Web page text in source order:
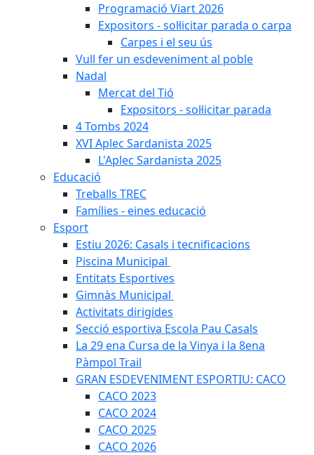
Programació Viart 2026
Expositors - sol·licitar parada o carpa
Carpes i el seu ús
Vull fer un esdeveniment al poble
Nadal
Mercat del Tió
Expositors - sol·licitar parada
4 Tombs 2024
XVI Aplec Sardanista 2025
L'Aplec Sardanista 2025
Educació
Treballs TREC
Famílies - eines educació
Esport
Estiu 2026: Casals i tecnificacions
Piscina Municipal
Entitats Esportives
Gimnàs Municipal
Activitats dirigides
Secció esportiva Escola Pau Casals
La 29 ena Cursa de la Vinya i la 8ena
Pàmpol Trail
GRAN ESDEVENIMENT ESPORTIU: CACO
CACO 2023
CACO 2024
CACO 2025
CACO 2026